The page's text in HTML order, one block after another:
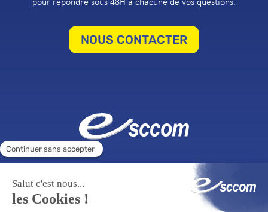
pour répondre sous 48H à chacune de vos questions.
NOUS CONTACTER